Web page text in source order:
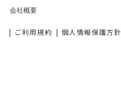
会社概要
ご利用規約 個人情報保護方針